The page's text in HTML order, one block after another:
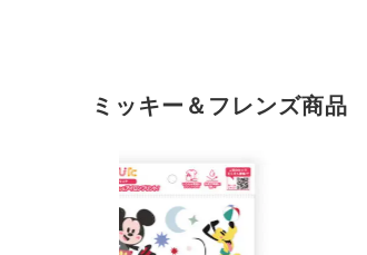
ミッキー＆フレンズ商品